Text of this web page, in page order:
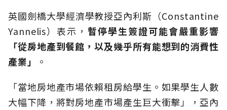
英國劍橋大學經濟學教授亞內利斯（Constantine
Yannelis）表示， 暫停學生簽證可能會嚴重影響
「從房地產到餐館，以及幾乎所有能想到的消費性
產業」
。
「當地房地產市場依賴租房給學生。如果學生人數
大幅下降，將對房地產市場產生巨大衝擊」，亞內